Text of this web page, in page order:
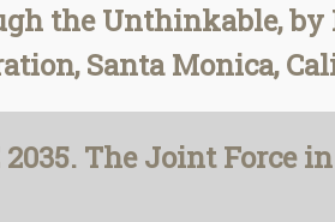
the Unthinkable, by
Santa Monica,
The Joint Force